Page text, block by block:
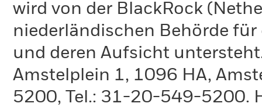
wird von der BlackRock
niederländischen Behörde
und deren Aufsicht
Amstelplein 1, 1096 HA,
5200, Tel.: 31-20-549-5200.